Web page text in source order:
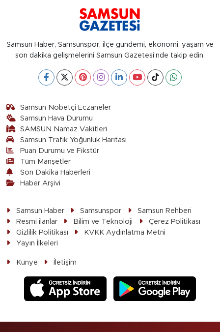
Samsun Haber, Samsunspor, ilçe gündemi, ekonomi, yaşam ve
son dakika gelişmelerini Samsun Gazetesi’nde takip edin.
Samsun Nöbetçi Eczaneler
Samsun Hava Durumu
SAMSUN Namaz Vakitleri
Samsun Trafik Yoğunluk Haritası
Puan Durumu ve Fikstür
Tüm Manşetler
Son Dakika Haberleri
Haber Arşivi
Samsun Haber Samsunspor
Samsun Rehberi
Resmi ilanlar
Bilim ve Teknoloji
Çerez Politikası
Gizlilik Politikası
KVKK Aydınlatma Metni
Yayın İlkeleri
Künye İletişim